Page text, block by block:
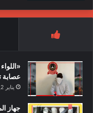
عصابة
يناير 2, 2022
جهاز